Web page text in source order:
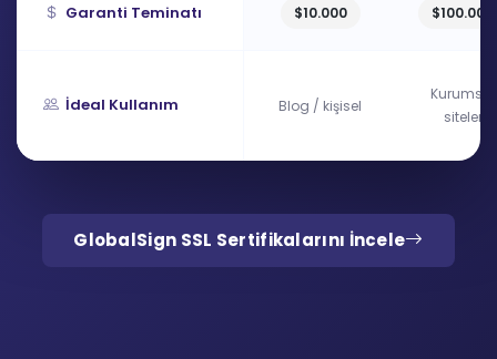
Garanti Teminatı $10.000 $100.000
İdeal Kullanım Blog / kişisel
Kurumsal
siteler
GlobalSign SSL Sertifikalarını İncele